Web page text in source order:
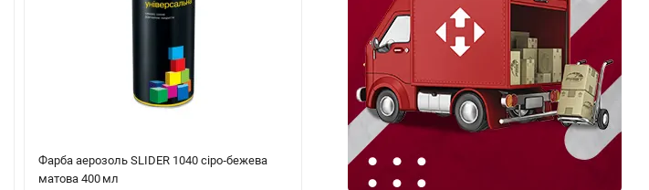
Фарба аерозоль SLIDER 1040 сіро‑бежева
матова 400 мл
Пінний очищувач шин Zollex аерозоль 650